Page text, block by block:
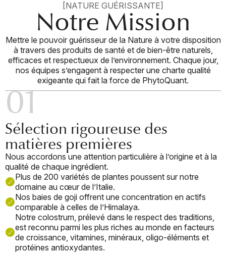
[NATURE GUÉRISSANTE]
Notre Mission
Mettre le pouvoir guérisseur de la Nature à votre disposition
à travers des produits de santé et de bien-être naturels,
efficaces et respectueux de l’environnement. Chaque jour,
nos équipes s’engagent à respecter une charte qualité
exigeante qui fait la force de PhytoQuant.
01
Sélection rigoureuse des
matières premières
Nous accordons une attention particulière à l’origine et à la
qualité de chaque ingrédient.
Plus de 200 variétés de plantes poussent sur notre
domaine au cœur de l’Italie.
Nos baies de goji offrent une concentration en actifs
comparable à celles de l’Himalaya.
Notre colostrum, prélevé dans le respect des traditions,
est reconnu parmi les plus riches au monde en facteurs
de croissance, vitamines, minéraux, oligo-éléments et
protéines antioxydantes.